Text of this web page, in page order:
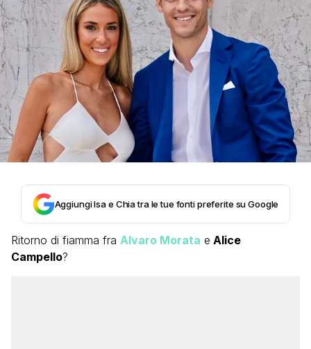
Aggiungi Isa e Chia tra le tue fonti preferite su Google
Ritorno di fiamma fra Alvaro Morata e Alice
Campello?